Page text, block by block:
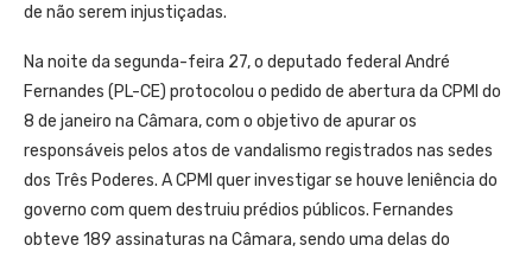
de não serem injustiçadas.
Na noite da segunda-feira 27, o deputado federal André
Fernandes (PL-CE) protocolou o pedido de abertura da CPMI do
8 de janeiro na Câmara, com o objetivo de apurar os
responsáveis pelos atos de vandalismo registrados nas sedes
dos Três Poderes. A CPMI quer investigar se houve leniência do
governo com quem destruiu prédios públicos. Fernandes
obteve 189 assinaturas na Câmara, sendo uma delas do